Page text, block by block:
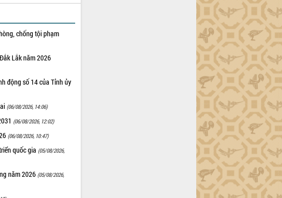
chống tội phạm
Lắk năm 2026
động số 14 của Tỉnh ủy
(06/08/2026, 14:06)
(06/08/2026, 12:02)
(06/08/2026, 10:47)
quốc gia (05/08/2026,
năm 2026 (05/08/2026,